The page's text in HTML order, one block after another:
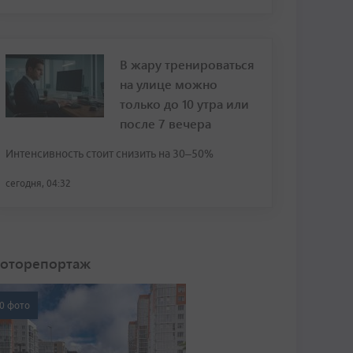
В жару тренироваться
на улице можно
только до 10 утра или
после 7 вечера
Интенсивность стоит снизить на 30–50%
сегодня, 04:32
фото